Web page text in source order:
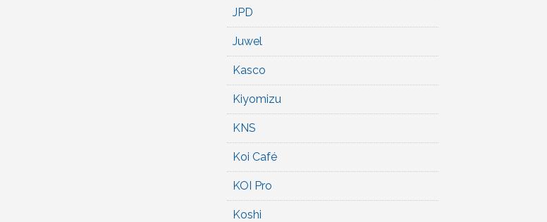
JPD
Juwel
Kasco
Kiyomizu
KNS
Koi Café
KOI Pro
Koshi